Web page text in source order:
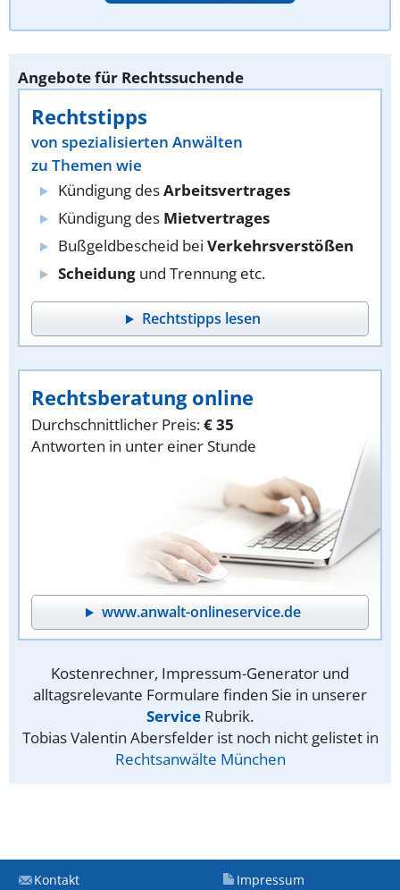
Angebote für Rechtssuchende
Rechtstipps
von spezialisierten Anwälten
zu Themen wie
Kündigung desArbeitsvertrages
Kündigung des Mietvertrages
Bußgeldbescheid bei Verkehrsverstößen
Scheidung und Trennung etc.
Rechtstipps lesen
Rechtsberatung online
Durchschnittlicher Preis:€ 35
Antworten in unter einer Stunde
www.anwalt-onlineservice.de
Kostenrechner, Impressum-Generator und
alltagsrelevante Formulare finden Sie in unserer
Service Rubrik.
Tobias Valentin Abersfelder ist noch nicht gelistet in
Rechtsanwälte München
Kontakt Impressum